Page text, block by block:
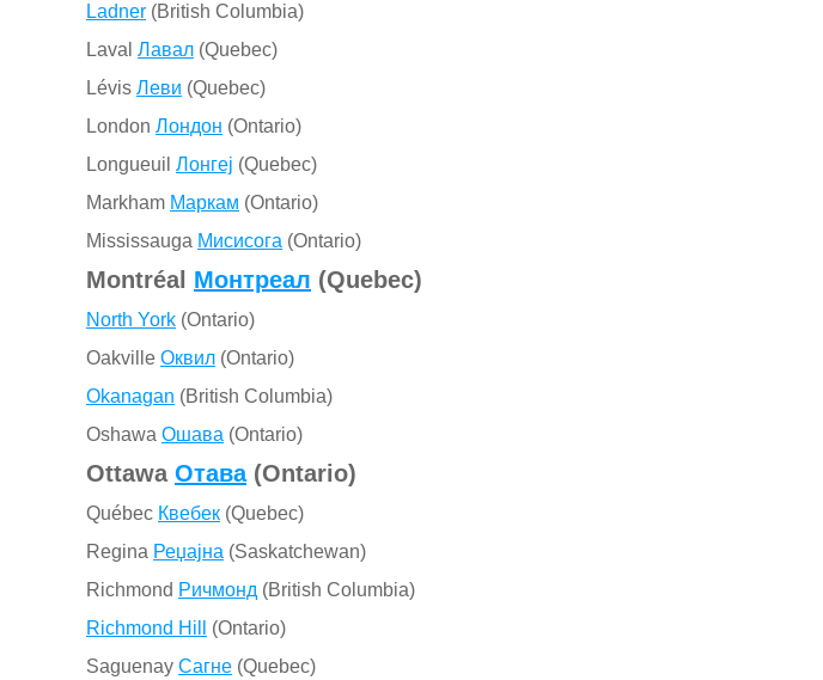
Ladner (British Columbia)
Laval Лавал (Quebec)
Lévis Леви (Quebec)
London Лондон (Ontario)
Longueuil Лонгеј (Quebec)
Markham Маркам (Ontario)
Mississauga Мисисога (Ontario)
Montréal Монтреал (Quebec)
North York (Ontario)
Oakville Оквил (Ontario)
Okanagan (British Columbia)
Oshawa Ошава (Ontario)
Ottawa Отава(Ontario)
Québec Квебек (Quebec)
Regina Реџајна (Saskatchewan)
Richmond Ричмонд (British Columbia)
Richmond Hill
(Ontario)
Saguenay Сагне (Quebec)